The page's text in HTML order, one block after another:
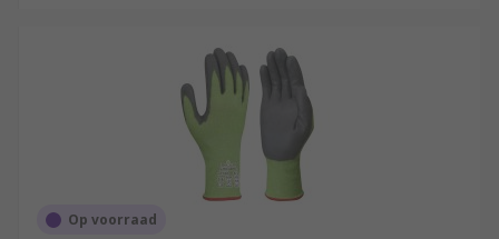
Op voorraad